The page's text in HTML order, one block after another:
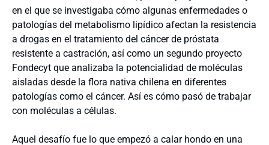
en el que se investigaba cómo algunas enfermedades o
patologías del metabolismo lipídico afectan la resistencia
a drogas en el tratamiento del cáncer de próstata
resistente a castración, así como un segundo proyecto
Fondecyt que analizaba la potencialidad de moléculas
aisladas desde la flora nativa chilena en diferentes
patologías como el cáncer. Así es cómo pasó de trabajar
con moléculas a células.
Aquel desafío fue lo que empezó a calar hondo en una